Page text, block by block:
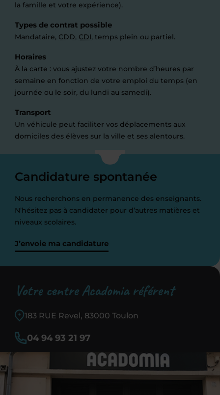
la famille et votre expérience).
Types de contrat possible
Mandataire, CDD, CDI, temps plein ou partiel.
Horaires
À la carte : vous ajustez votre nombre d’heures par
semaine en fonction de votre emploi du temps (en
journée ou le soir, du lundi au samedi).
Transport
Un véhicule peut faciliter vos déplacements aux
domiciles des élèves sur la ville et ses alentours.
Candidature spontanée
Nous recherchons en permanence des enseignants.
N’hésitez pas à candidater pour d’autres matières et
niveaux scolaires.
J’envoie ma candidature
Votre centre Acadomia référent
183 RUE Revel, 83000 Toulon
04 94 93 21 97